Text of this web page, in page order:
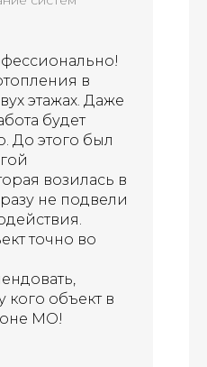
в
этажах. Даже
будет
До этого был
возилась в
не подвели
точно во
кого объект в
МО!